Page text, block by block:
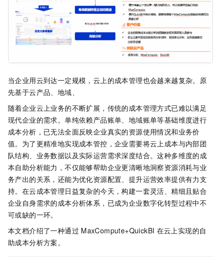
当企业用云到达一定规模，云上的成本管理也会越来越复杂。原
先基于云产品、地域、
随着企业云上业务的不断扩展，传统的成本管理方式已难以满足
现代企业的需求。单纯依赖产品账单、地域账单等基础维度进行
成本分析，已无法全面反映企业真实的资源使用情况和业务价
值。为了更精准地实现成本管控，企业需要将云上成本与内部团
队结构、业务数据以及实际运营需求深度结合。这种多维度的成
本自助分析能力，不仅能够帮助企业更清晰地洞察资源消耗与业
务产出的关系，还能为优化资源配置、提升运营效率提供有力支
持。在云成本管理日益复杂的今天，构建一套灵活、精细且贴合
企业自身需求的成本分析体系，已成为企业数字化转型过程中不
可或缺的一环。
本文档介绍了一种通过 MaxCompute+QuickBI 在云上实现的自
助成本分析方案。